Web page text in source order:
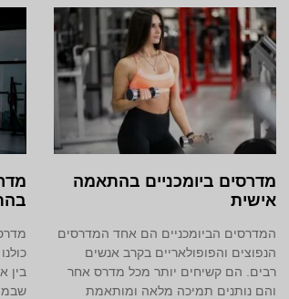
מדרסים ביומכניים בהתאמה
אישית
המדרסים הביומכניים הם אחד המדרסים
הנפוצים והפופולאריים בקרב אנשים
רבים. הם קשיחים יותר מכל מדרס אחר
והם נותנים תמיכה מלאה ומותאמת
בין